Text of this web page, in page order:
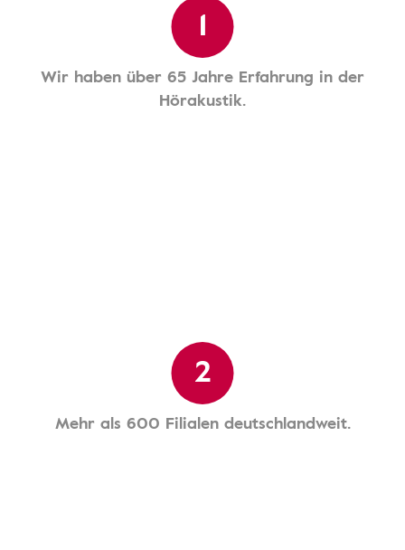
1
Wir haben über 65 Jahre Erfahrung in der
Hörakustik.
2
Mehr als 600 Filialen deutschlandweit.